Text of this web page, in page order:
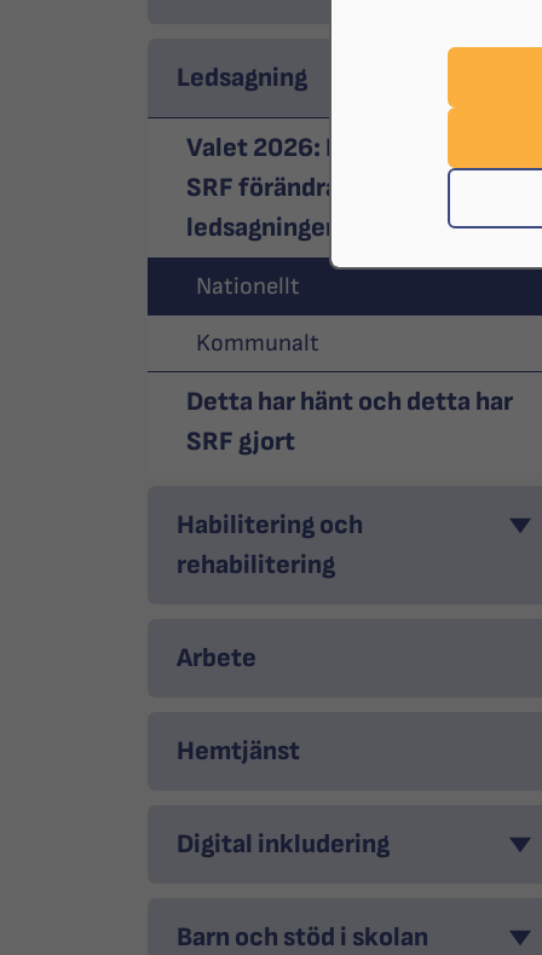
Ledsagning
Valet 2026: Det här vill
SRF förändra inom
ledsagningen
Nationellt
Kommunalt
Detta har hänt och detta har
SRF gjort
Habilitering och
rehabilitering
Arbete
Hemtjänst
Digital inkludering
Barn och stöd i skolan